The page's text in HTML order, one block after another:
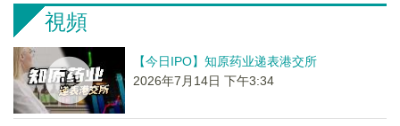
視頻
【今日IPO】知原药业递表港交所
2026年7月14日 下午3:34